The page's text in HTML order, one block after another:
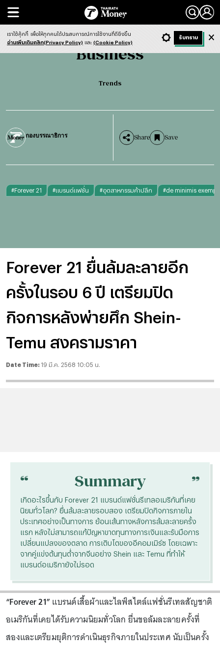
Search
Business Trends
Business
Trends
กองบรรณาธิการ Share Save
#Forever 21 #แบรนด์แฟชั่น #อุตสาหกรรมค้าปลีก #de minimis
Forever 21 ยื่นล้มละลายอีก
ครั้งในรอบ 6 ปี เตรียมปิด
กิจการหลังพ่ายศึก Shein-
Temu สงครามราคา
Date Time: 19 มี.ค. 2568 10:05 น.
- ก + ก Dark ฟังข่าว
“ Summary “
เกิดอะไรขึ้นกับ Forever 21 แบรนด์แฟชั่นรีเทลอเมริกันที่เคย
นิยมทั่วโลก? ยื่นล้มละลายรอบสอง เตรียมปิดกิจการภายใน
ประเทศอย่างเป็นทางการ ย้อนเส้นทางหลังการล้มละลายครั้ง
แรก หลังไม่สามารถแก้ปัญหาขาดทุนทางการเงินและรับมือการ
เปลี่ยนแปลงของตลาด การเติบโตของอีคอมเมิร์ซ โดยเฉพาะ
จากคู่แข่งต้นทุนต่ำจากจีนอย่าง Shein และ Temu ที่ทำให้
แบรนด์อเมริกายังไม่รอด
“Forever 21” แบรนด์เสื้อผ้าและไลฟ์สไตล์แฟชั่นรีเทลสัญชาติ
อเมริกันที่เคยได้รับความนิยมทั่วโลก ยื่นขอล้มละลายครั้งที่
สองและเตรียมยุติการดำเนินธุรกิจภายในประเทศ นับเป็นครั้ง
เราใช้คุ้กกี้ เพื่อให้ทุกคนได้ประสบการณ์การใช้งานที่ดียิ่งขึ้น
อ่านเพิ่มเติมคลิก(Privacy Policy) และ (Cookie Policy)
รับทราบ